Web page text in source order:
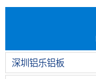
深圳铝乐铝板